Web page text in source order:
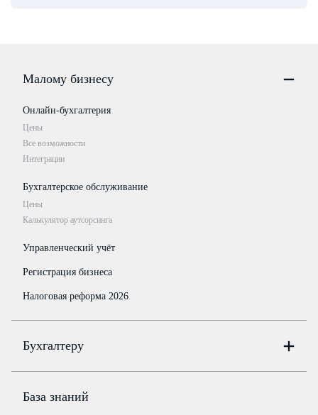
Малому бизнесу
Онлайн-бухгалтерия
Цены
Все возможности
Интеграции
Бухгалтерское обслуживание
Цены
Калькулятор аутсорсинга
Управленческий учёт
Регистрация бизнеса
Налоговая реформа 2026
Бухгалтеру
Цены
База знаний